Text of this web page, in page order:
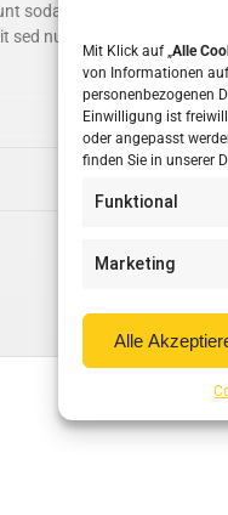
Mit Klick auf „Alle
von Informationen
personenbezogenen
Einwilligung ist
oder angepasst
finden Sie in unserer
Funktional
Marketing
Alle
sodales. Class aptent
sed nulla cursus volutpat.